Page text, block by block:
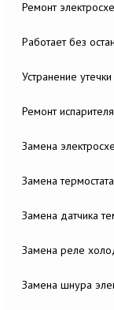
Ремонт
Работает без
Устранение
Ремонт
Замена
Замена
Замена датчика
Замена реле
Замена шнура